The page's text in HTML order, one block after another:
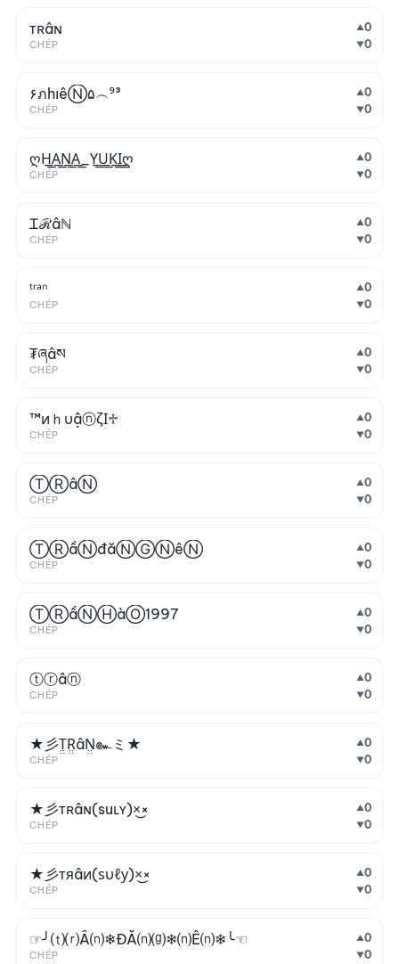
тʀâɴ
CHÉP
▲0
▼0
۶ภhıêⓃ۵︵⁹³
CHÉP
▲0
▼0
ღH͟͟A͟͟N͟͟A͟͟_Y͟͟U͟͟K͟͟I͟͟ღ
CHÉP
▲0
▼0
Ꮖℛâℕ
CHÉP
▲0
▼0
ᵗʳᵃⁿ
CHÉP
▲0
▼0
₮ཞâས
CHÉP
▲0
▼0
™иｈυậⓝζӀ♱
CHÉP
▲0
▼0
ⓉⓇâⓃ
CHÉP
▲0
▼0
ⓉⓇầⓃđăⓃⒼⓃêⓃ
CHÉP
▲0
▼0
ⓉⓇầⓃⒽàⓄ1997
CHÉP
▲0
▼0
ⓣⓡâⓝ
CHÉP
▲0
▼0
★彡T̤̮R̤̮âN̤̮๛ミ★
CHÉP
▲0
▼0
★彡тʀâɴㅤ(suʟʏ)×͜×
CHÉP
▲0
▼0
★彡тяâиㅤ(ѕυℓу)×͜×
CHÉP
▲0
▼0
☞╯⒯⒭Ầ⒩❄ĐĂ⒩⒢❄⒩Ê⒩❄╰☜
CHÉP
▲0
▼0